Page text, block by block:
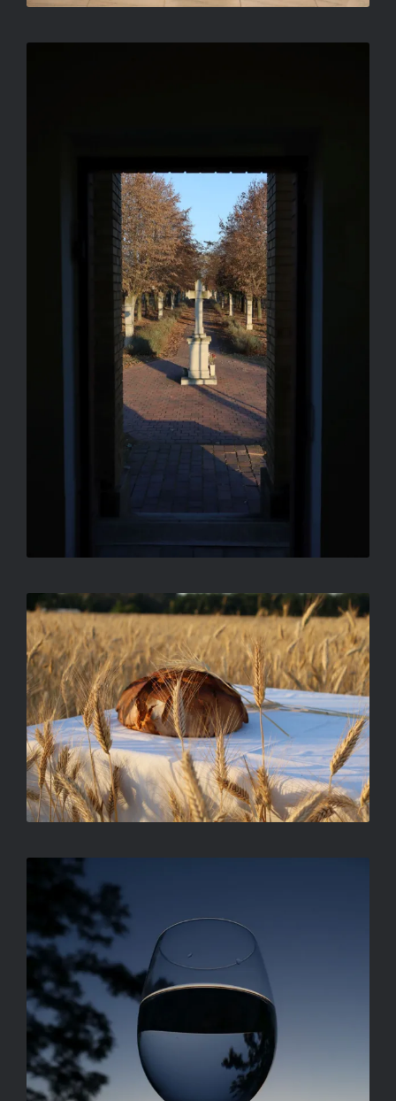
KALÁSZ ÉS KENYÉR
ORBÁN TIBOR FERENC
FORDÍTOTT HORIZONT
ORBÁN TIBOR FERENC